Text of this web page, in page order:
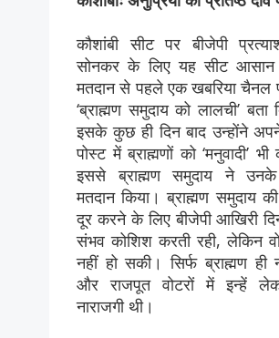
कौशांबी सीट पर बीजेपी
सोनकर के लिए यह सीट आसान
मतदान से पहले एक खबरिया चैनल
‘ब्राह्मण समुदाय को लालची’ बता
इसके कुछ ही दिन बाद उन्होंने
पोस्ट में ब्राह्मणों को ‘मनुवादी’
इससे ब्राह्मण समुदाय ने
मतदान किया। ब्राह्मण समुदाय की
दूर करने के लिए बीजेपी आखिरी
संभव कोशिश करती रही, लेकिन
नहीं हो सकी। सिर्फ ब्राह्मण ही
और राजपूत वोटरों में इन्हें
नाराजगी थी।